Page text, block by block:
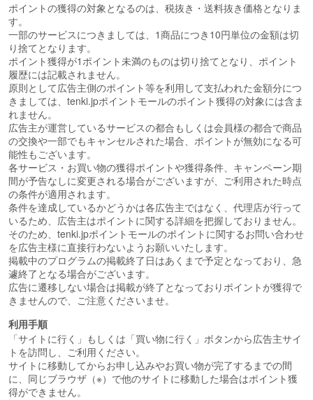
ポイントの獲得の対象となるのは、税抜き・送料抜き価格となりま
す。
一部のサービスにつきましては、1商品につき10円単位の金額は切
り捨てとなります。
ポイント獲得が1ポイント未満のものは切り捨てとなり、ポイント
履歴には記載されません。
原則として広告主側のポイント等を利用して支払われた金額分につ
きましては、tenki.jpポイントモールのポイント獲得の対象には含ま
れません。
広告主が運営しているサービスの都合もしくは会員様の都合で商品
の交換や一部でもキャンセルされた場合、ポイントが無効になる可
能性もございます。
各サービス・お買い物の獲得ポイントや獲得条件、キャンペーン期
間が予告なしに変更される場合がございますが、ご利用された時点
の条件が適用されます。
条件を達成しているかどうかは各広告主ではなく、代理店が行って
いるため、広告主はポイントに関する詳細を把握しておりません。
そのため、tenki.jpポイントモールのポイントに関するお問い合わせ
を広告主様に直接行わないようお願いいたします。
掲載中のプログラムの掲載終了日はあくまで予定となっており、急
遽終了となる場合がございます。
広告に遷移しない場合は掲載が終了となっておりポイントが獲得で
きませんので、ご注意くださいませ。
利用手順
「サイトに行く」もしくは「買い物に行く」ボタンから広告主サイ
トを訪問し、ご利用ください。
サイトに移動してからお申し込みやお買い物が完了するまでの間
に、同じブラウザ（※）で他のサイトに移動した場合はポイント獲
得ができません。